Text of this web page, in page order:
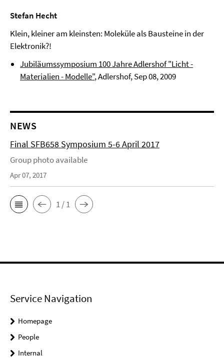
Stefan Hecht
Klein, kleiner am kleinsten: Moleküle als Bausteine in der
Elektronik?!
Jubiläumssymposium 100 Jahre Adlershof "Licht -
Materialien - Modelle", Adlershof, Sep 08, 2009
NEWS
Final SFB658 Symposium 5-6 April 2017
Group photo available
Apr 07, 2017
1 / 1
Service Navigation
Homepage
People
Internal